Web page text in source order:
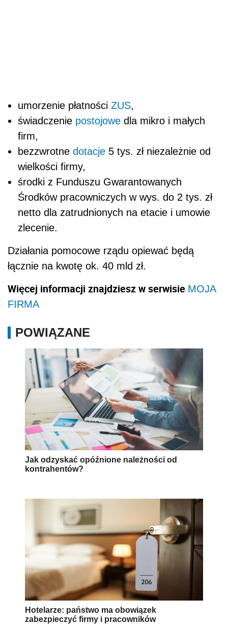
umorzenie płatności ZUS,
świadczenie postojowe dla mikro i małych
firm,
bezzwrotne dotacje 5 tys. zł niezależnie od
wielkości firmy,
środki z Funduszu Gwarantowanych
Środków pracowniczych w wys. do 2 tys. zł
netto dla zatrudnionych na etacie i umowie
zlecenie.
Działania pomocowe rządu opiewać będą
łącznie na kwotę ok. 40 mld zł.
Więcej informacji znajdziesz w serwisie MOJA
FIRMA
POWIĄZANE
Jak odzyskać opóźnione należności od
kontrahentów?
Hotelarze: państwo ma obowiązek
zabezpieczyć firmy i pracowników